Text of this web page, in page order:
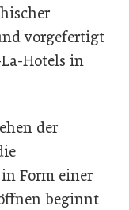
vorgefertigt
Hotels in
der
Form einer
beginnt